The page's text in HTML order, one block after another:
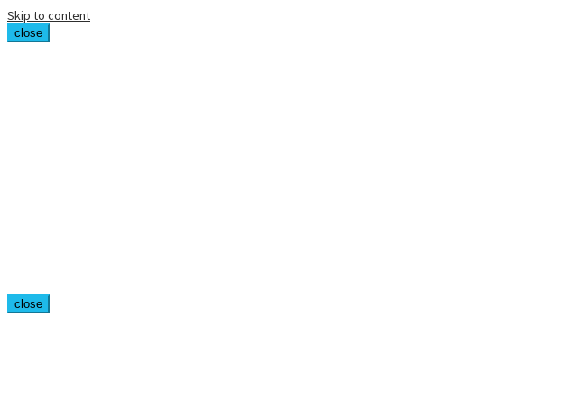
Skip to content
close
close